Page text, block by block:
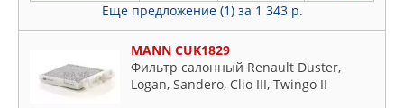
Еще предложение (1) за 1 343 р.
MANN CUK1829
Фильтр салонный Renault Duster,
Logan, Sandero, Clio III, Twingo II